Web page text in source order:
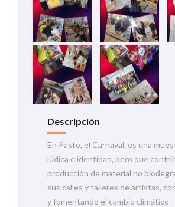
Descripción
En Pasto, el Carnaval, es una
lúdica e identidad, pero que
producción de material no
sus calles y talleres de artistas,
y fomentando el cambio climático.